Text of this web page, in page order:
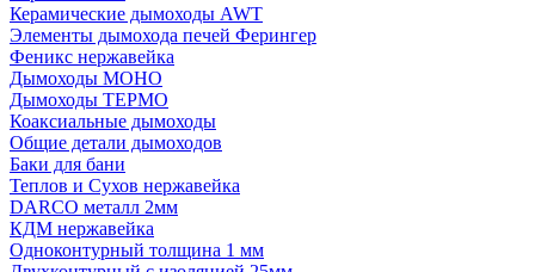
Керамические дымоходы AWT
Элементы дымохода печей Ферингер
Феникс нержавейка
Дымоходы МОНО
Дымоходы ТЕРМО
Коаксиальные дымоходы
Общие детали дымоходов
Баки для бани
Теплов и Сухов нержавейка
DARCO металл 2мм
КДМ нержавейка
Одноконтурный толщина 1 мм